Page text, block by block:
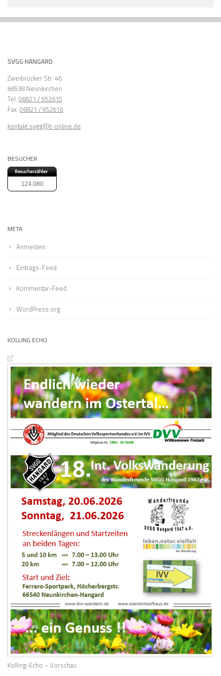
SVGG HANGARD
Zweibrücker Str. 46
66538 Neunkirchen
Tel. 06821 / 952615
Fax 06821 / 952616
kontakt.svgg@t-online.de
BESUCHER
124.080
META
Anmelden
Eintrags-Feed
Kommentar-Feed
WordPress.org
KOLLING ECHO
Kolling-Echo – Vorschau